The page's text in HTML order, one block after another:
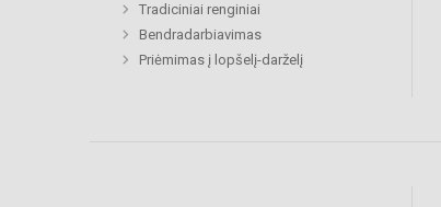
Tradiciniai renginiai
Bendradarbiavimas
Priėmimas į lopšelį-darželį